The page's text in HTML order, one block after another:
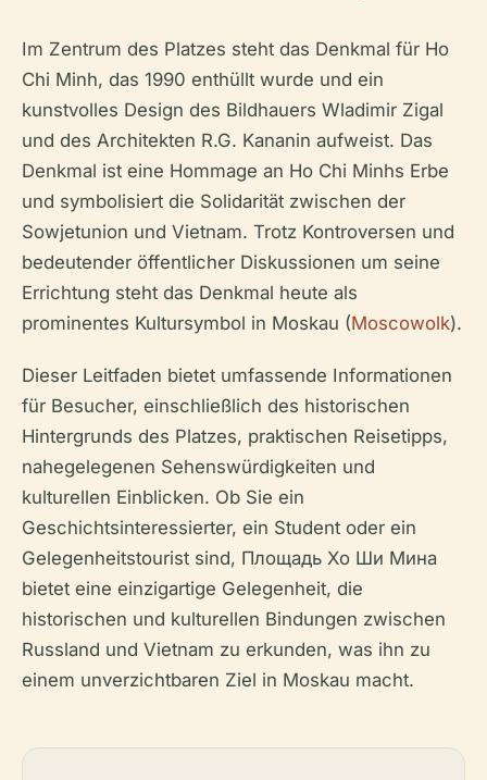
Im Zentrum des Platzes steht das Denkmal für Ho
Chi Minh, das 1990 enthüllt wurde und ein
kunstvolles Design des Bildhauers Wladimir Zigal
und des Architekten R.G. Kananin aufweist. Das
Denkmal ist eine Hommage an Ho Chi Minhs Erbe
und symbolisiert die Solidarität zwischen der
Sowjetunion und Vietnam. Trotz Kontroversen und
bedeutender öffentlicher Diskussionen um seine
Errichtung steht das Denkmal heute als
prominentes Kultursymbol in Moskau (Moscowolk).
Dieser Leitfaden bietet umfassende Informationen
für Besucher, einschließlich des historischen
Hintergrunds des Platzes, praktischen Reisetipps,
nahegelegenen Sehenswürdigkeiten und
kulturellen Einblicken. Ob Sie ein
Geschichtsinteressierter, ein Student oder ein
Gelegenheitstourist sind, Площадь Хо Ши Мина
bietet eine einzigartige Gelegenheit, die
historischen und kulturellen Bindungen zwischen
Russland und Vietnam zu erkunden, was ihn zu
einem unverzichtbaren Ziel in Moskau macht.